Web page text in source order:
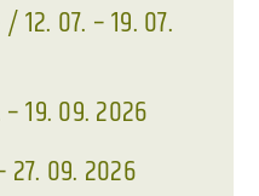
12. 07. – 19. 07.
19. 09. 2026
27. 09. 2026